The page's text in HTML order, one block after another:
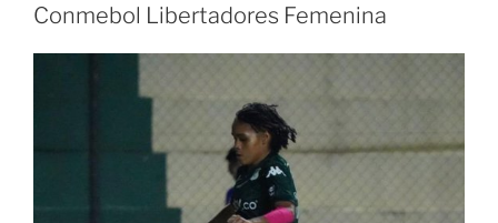
Conmebol Libertadores Femenina